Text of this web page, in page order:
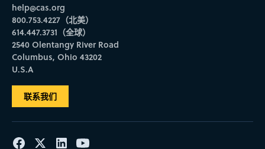
help@cas.org
800.753.4227（北美）
614.447.3731（全球）
2540 Olentangy River Road
Columbus, Ohio 43202
U.S.A
联系我们